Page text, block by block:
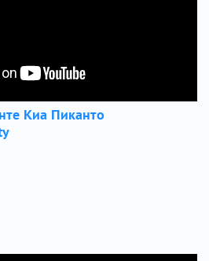
Киа Пиканто